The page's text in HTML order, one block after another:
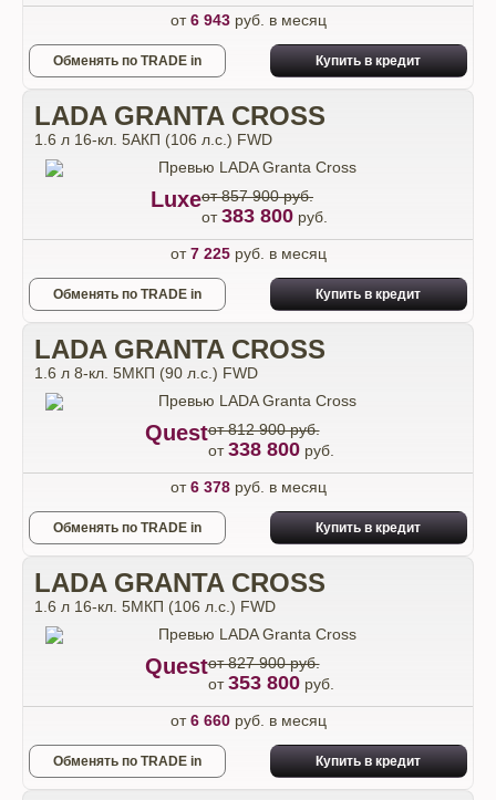
от6 943руб. в месяц
Обменять по TRADE in Купить в кредит
LADA GRANTA CROSS
1.6 л 16-кл. 5АКП (106 л.с.) FWD
Luxeот 857 900 руб.
от383 800 руб.
от7 225руб. в месяц
Обменять по TRADE in Купить в кредит
LADA GRANTA CROSS
1.6 л 8-кл. 5МКП (90 л.с.) FWD
Questот 812 900 руб.
от338 800руб.
от6 378руб. в месяц
Обменять по TRADE in Купить в кредит
LADA GRANTA CROSS
1.6 л 16-кл. 5МКП (106 л.с.) FWD
Questот 827 900 руб.
от353 800руб.
от6 660руб. в месяц
Обменять по TRADE in Купить в кредит